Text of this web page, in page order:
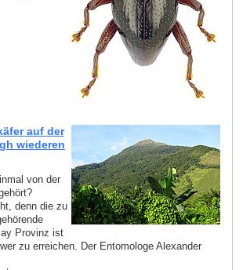
auf der
wiederen
von der
denn die zu
Provinz ist
zu erreichen. Der Entomologe Alexander